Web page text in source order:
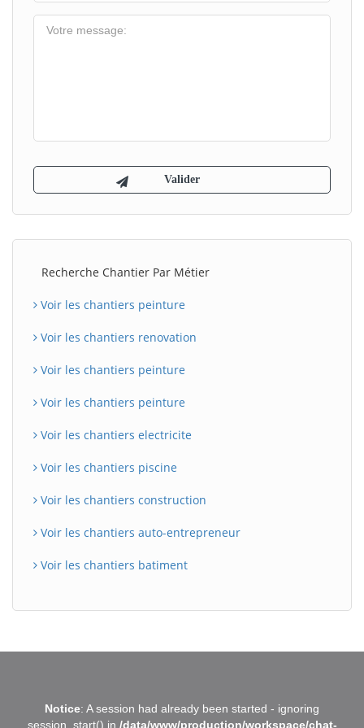
Recherche Chantier Par Métier
Voir les chantiers peinture
Voir les chantiers renovation
Voir les chantiers peinture
Voir les chantiers peinture
Voir les chantiers electricite
Voir les chantiers piscine
Voir les chantiers construction
Voir les chantiers auto-entrepreneur
Voir les chantiers batiment
Notice: A session had already been started - ignoring
session_start() in /data/www/production/workspace/chat-
B
Assistant en ligne